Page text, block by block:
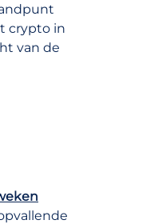
crypto in
van de